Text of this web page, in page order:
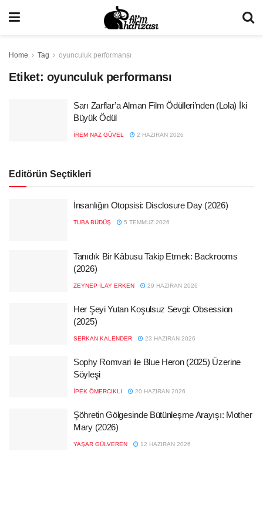
Home Tag oyunculuk performansı
Etiket: oyunculuk performansı
Sarı Zarflar’a Alman Film Ödülleri’nden (Lola) İki
Büyük Ödül
İREM NAZ GÜVEL 2 HAZIRAN 2026
Editörün Seçtikleri
İnsanlığın Otopsisi: Disclosure Day (2026)
TUBA BÜDÜŞ 5 TEMMUZ 2026
Tanıdık Bir Kâbusu Takip Etmek: Backrooms
(2026)
ZEYNEP İLAY ERKEN 29 HAZIRAN 2026
Her Şeyi Yutan Koşulsuz Sevgi: Obsession
(2025)
SERKAN KALENDER 23 HAZIRAN 2026
Sophy Romvari ile Blue Heron (2025) Üzerine
Söyleşi
İPEK ÖMERCIKLI 20 HAZIRAN 2026
Şöhretin Gölgesinde Bütünleşme Arayışı: Mother
Mary (2026)
YAŞAR GÜLVEREN 12 HAZIRAN 2026